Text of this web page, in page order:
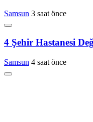
Samsun 3 saat önce
4 Şehir Hastanesi
Samsun 4 saat önce